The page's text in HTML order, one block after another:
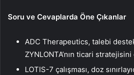
Soru ve Cevaplarda Öne Çıkanlar
ADC Therapeutics, talebi
ZYNLONTA’nın ticari
LOTIS-7 çalışması, doz